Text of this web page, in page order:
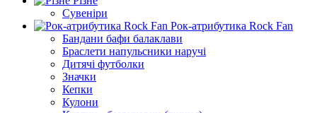
Сувеніри
Рок-атрибутика Rock Fan
Бандани бафи балаклави
Браслети напульсники наручі
Дитячі футболки
Значки
Кепки
Кулони